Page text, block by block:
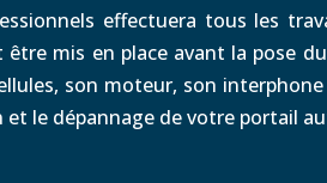
effectuera tous les
mis en place avant la pose
son moteur, son
et le dépannage de votre portail